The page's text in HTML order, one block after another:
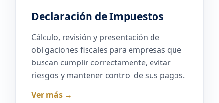
Declaración de Impuestos
Cálculo, revisión y presentación de
obligaciones fiscales para empresas que
buscan cumplir correctamente, evitar
riesgos y mantener control de sus pagos.
Ver más →